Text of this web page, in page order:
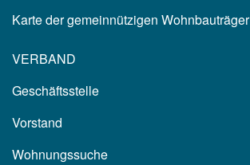
Karte der gemeinnützigen Wohnbauträger
VERBAND
Geschäftsstelle
Vorstand
Wohnungssuche